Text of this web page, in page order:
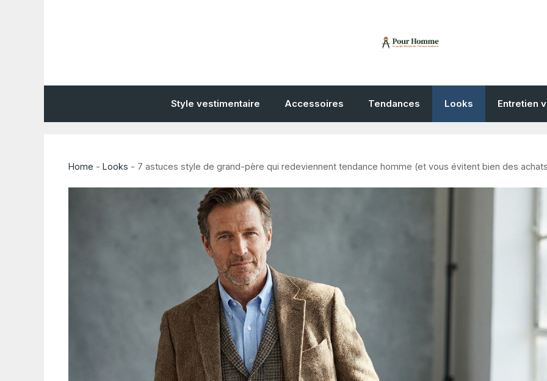
Style vestimentaire Accessoires Tendances Looks Entretien
Home - Looks - 7 astuces style de grand-père qui redeviennent tendance homme (et vous évitent bien des